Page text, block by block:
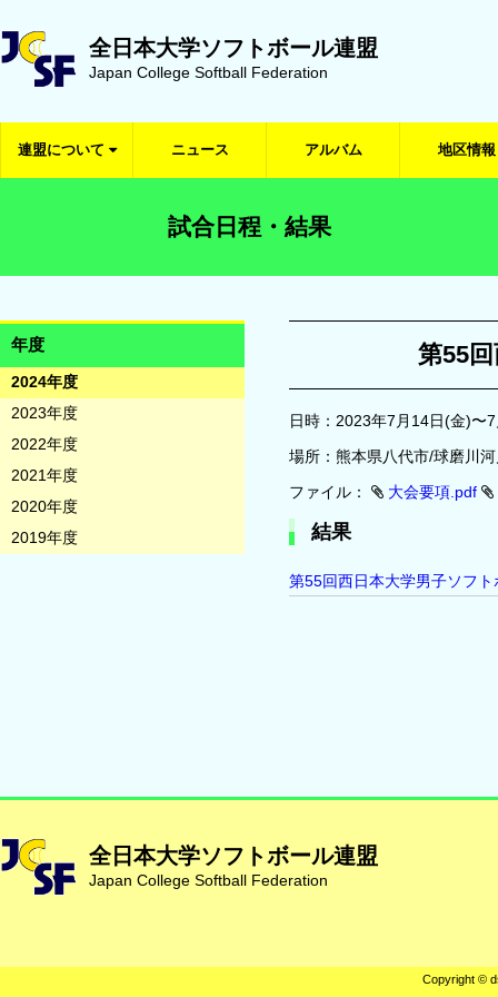
全日本大学ソフトボール連盟
Japan College Softball Federation
連盟について ニュース アルバム 地区情報
試合日程・結果
年度
2024年度
2023年度
2022年度
2021年度
2020年度
2019年度
第55
日時：2023年7月14日(金)〜
場所：熊本県八代市/球磨川
ファイル：
大会要項.pdf
結果
第55回西日本大学男子ソフ
全日本大学ソフトボール連盟
Japan College Softball Federation
Copyright ©